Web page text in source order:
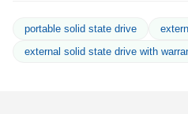
portable solid state drive
external solid state drive with